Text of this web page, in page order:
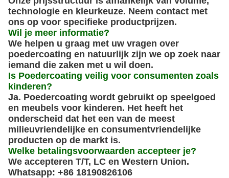
technologie en kleurkeuze. Neem contact met
ons op voor specifieke productprijzen.
Wil je meer informatie?
We helpen u graag met uw vragen over
poedercoating en natuurlijk zijn we op zoek naar
iemand die zaken met u wil doen.
Is Poedercoating veilig voor consumenten zoals
kinderen?
Ja. Poedercoating wordt gebruikt op speelgoed
en meubels voor kinderen. Het heeft het
onderscheid dat het een van de meest
milieuvriendelijke en consumentvriendelijke
producten op de markt is.
Welke betalingsvoorwaarden accepteer je?
We accepteren T/T, LC en Western Union.
Whatsapp: +86 18190826106